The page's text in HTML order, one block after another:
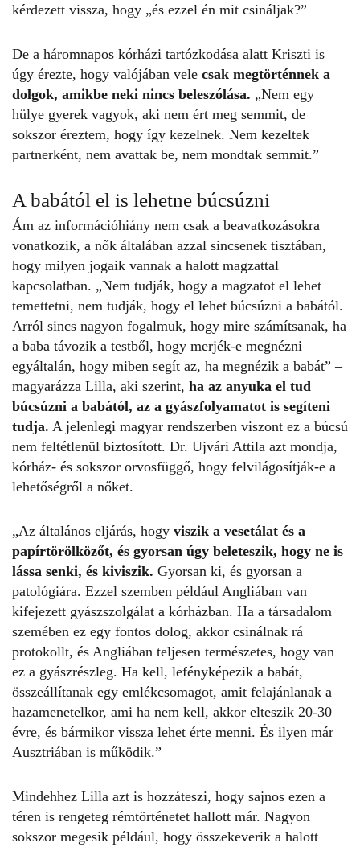
kérdezett vissza, hogy „és ezzel én mit csináljak?”
De a háromnapos kórházi tartózkodása alatt Kriszti is
úgy érezte, hogy valójában vele csak megtörténnek a
dolgok, amikbe neki nincs beleszólása. „Nem egy
hülye gyerek vagyok, aki nem ért meg semmit, de
sokszor éreztem, hogy így kezelnek. Nem kezeltek
partnerként, nem avattak be, nem mondtak semmit.”
A babától el is lehetne búcsúzni
Ám az információhiány nem csak a beavatkozásokra
vonatkozik, a nők általában azzal sincsenek tisztában,
hogy milyen jogaik vannak a halott magzattal
kapcsolatban. „Nem tudják, hogy a magzatot el lehet
temettetni, nem tudják, hogy el lehet búcsúzni a babától.
Arról sincs nagyon fogalmuk, hogy mire számítsanak, ha
a baba távozik a testből, hogy merjék-e megnézni
egyáltalán, hogy miben segít az, ha megnézik a babát” –
magyarázza Lilla, aki szerint, ha az anyuka el tud
búcsúzni a babától, az a gyászfolyamatot is segíteni
tudja. A jelenlegi magyar rendszerben viszont ez a búcsú
nem feltétlenül biztosított. Dr. Ujvári Attila azt mondja,
kórház- és sokszor orvosfüggő, hogy felvilágosítják-e a
lehetőségről a nőket.
„Az általános eljárás, hogy viszik a vesetálat és a
papírtörölközőt, és gyorsan úgy beleteszik, hogy ne is
lássa senki, és kiviszik. Gyorsan ki, és gyorsan a
patológiára. Ezzel szemben például Angliában van
kifejezett gyászszolgálat a kórházban. Ha a társadalom
szemében ez egy fontos dolog, akkor csinálnak rá
protokollt, és Angliában teljesen természetes, hogy van
ez a gyászrészleg. Ha kell, lefényképezik a babát,
összeállítanak egy emlékcsomagot, amit felajánlanak a
hazamenetelkor, ami ha nem kell, akkor elteszik 20-30
évre, és bármikor vissza lehet érte menni. És ilyen már
Ausztriában is működik.”
Mindehhez Lilla azt is hozzáteszi, hogy sajnos ezen a
téren is rengeteg rémtörténetet hallott már. Nagyon
sokszor megesik például, hogy összekeverik a halott